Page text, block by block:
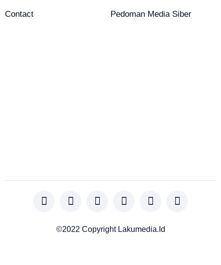
Contact Pedoman Media Siber
©2022 Copyright Lakumedia.id